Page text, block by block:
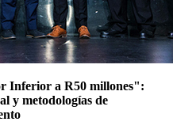
Inferior a R50 millones":
y metodologías de